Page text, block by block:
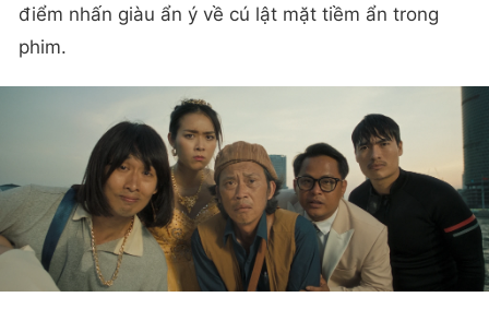
điểm nhấn giàu ẩn ý về cú lật mặt tiềm ẩn trong
phim.